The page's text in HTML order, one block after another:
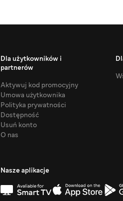
Dla użytkowników i
partnerów
Aktywuj kod promocyjny
Umowa użytkownika
Polityka prywatności
Dostępność
Usuń konto
O nas
Nasze aplikacje